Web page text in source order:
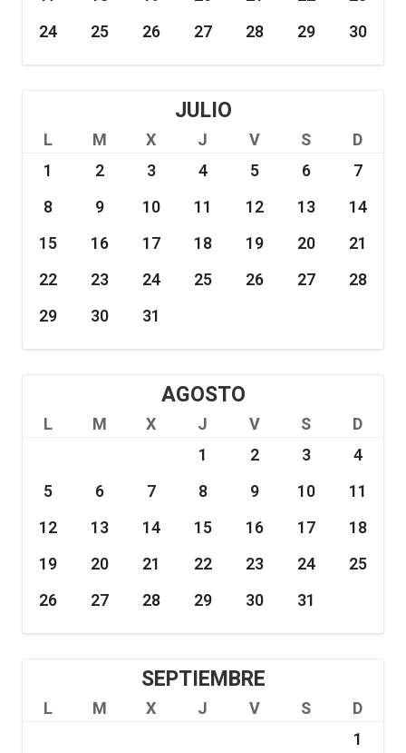
24
25 26 27 28 29 30
JULIO
L M X J V S
D
1
2 3 4 5 6
7
8
9 10 11 12 13
14
15
16 17 18 19 20
21
22
23 24 25 26 27
28
29
30 31
AGOSTO
L M X J V S
D
1
2 3
4
5
6 7 8 9 10
11
12
13 14 15 16 17
18
19
20 21 22 23 24
25
26
27 28 29 30 31
SEPTIEMBRE
L M X J V S
D
1